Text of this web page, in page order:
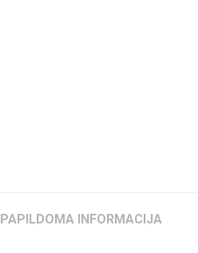
PAPILDOMA INFORMACIJA